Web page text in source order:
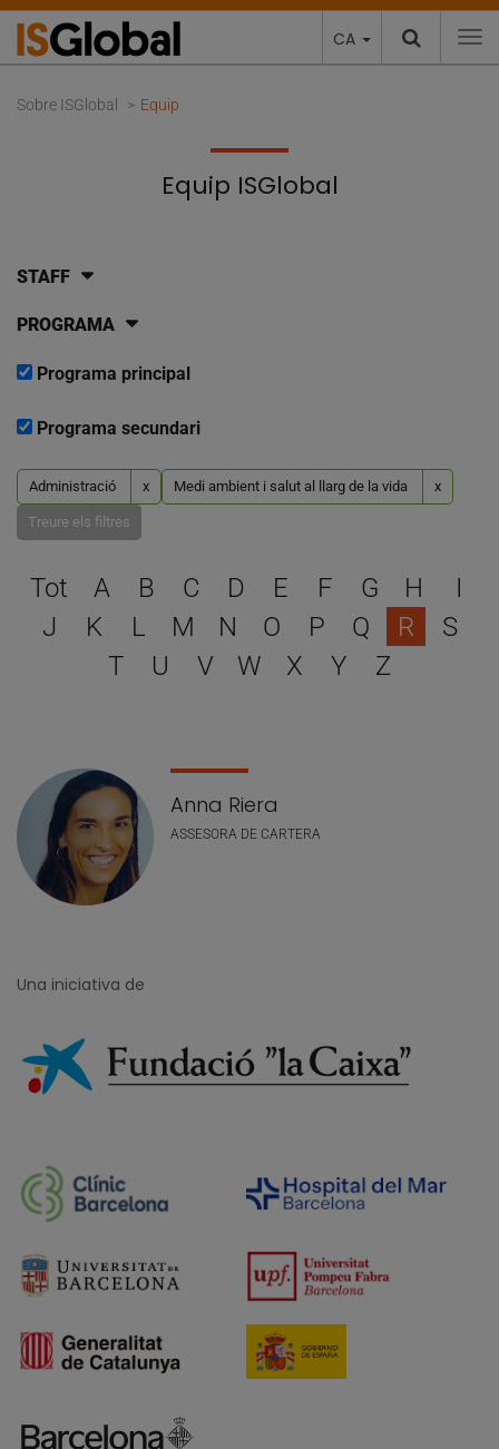
CA
Sobre ISGlobal Equip
Equip ISGlobal
STAFF
PROGRAMA
Programa principal
Programa secundari
Administració x Medi ambient i salut al llarg de la vida x
Treure els filtres
Escull una lletra per filtrar
Tot A B C D E F G H
I
J
K L M N O P Q R
S
T
U V W X Y Z
Llistat de personal
Anna Riera
ASSESORA DE CARTERA
Una iniciativa de